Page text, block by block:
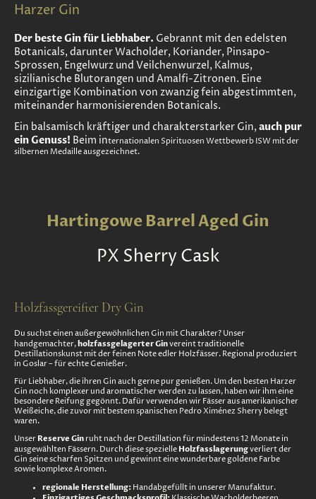
Harzer Gin
Der beste Gin für Liebhaber. Gebrannt mit den edelsten
Botanicals, darunter Wacholder, Koriander, Pinsapo-
Sprossen, Engelwurz und Veilchenwurzel, Kalmus,
sizilianische Blutorangen und Amalfi-Zitronen. Eine
einzigartige Kombination von zwanzig fein abgestimmten,
miteinander harmonisierenden Botanicals.
Ein balsamisch kräftiger und charakterstarker Gin, auch pur
ein Genuss! Beim internationalen Spirituosen Wettbewerb ISW mit der
silbernen Medaille ausgezeichnet.
Hartingowe Barrel Aged Gin
PX Sherry Cask
Holzfassgereifter Dry Gin
Du suchst einen außergewöhnlichen Gin mit Charakter? Unser
handgemachter, holzfassgelagerter Ginvereint traditionelle
Destillationskunst mit der feinen Note edler Holzfässer. Regional produziert
in Goslar – für echte Genießer.
Für Liebhaber, die ihren Gin auch gerne pur genießen. Um den besten Harzer
Gin noch komplexer und aromatischer werden zu lassen, haben wir ihm eine
besondere Reifung gegönnt. Dafür verwenden wir Fässer aus amerikanischer
Weißeiche, die zuvor mit bestem spanischen Pedro Ximénez Sherry belegt
waren.
Unser Reserve Gin ruht nach der Destillation für mindestens 12 Monate in
ausgewählten Fässern. Durch diese spezielle Holzfasslagerungverliert der
Gin seine scharfen Spitzen und gewinnt eine wunderbare goldene Farbe
sowie komplexe Aromen.
regionale Herstellung: Handabgefüllt in unserer Manufaktur.